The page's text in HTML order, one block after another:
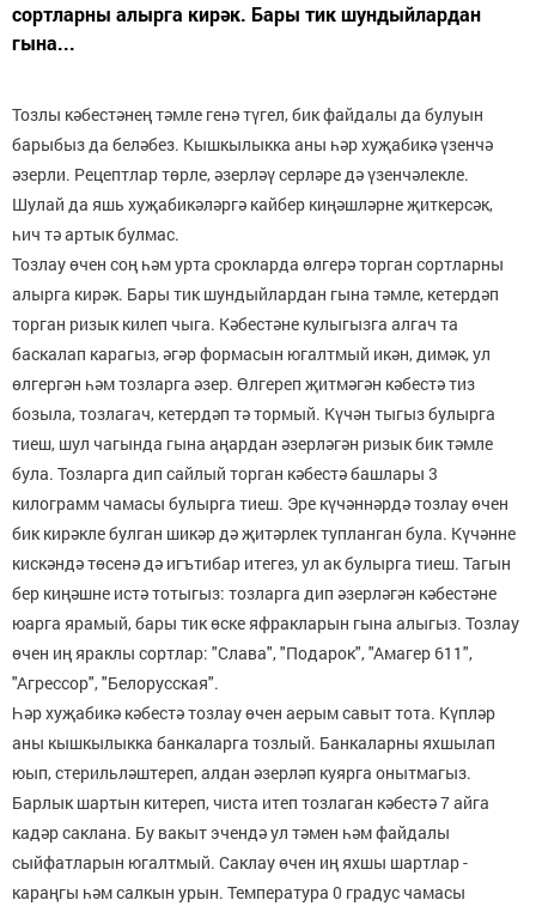
сортларны алырга кирәк. Бары тик шундыйлардан
гына...
Тозлы кәбестәнең тәмле генә түгел, бик файдалы да булуын
барыбыз да беләбез. Кышкылыкка аны һәр хуҗабикә үзенчә
әзерли. Рецептлар төрле, әзерләү серләре дә үзенчәлекле.
Шулай да яшь хуҗабикәләргә кайбер киңәшләрне җиткерсәк,
һич тә артык булмас.
Тозлау өчен соң һәм урта срокларда өлгерә торган сортларны
алырга кирәк. Бары тик шундыйлардан гына тәмле, кетердәп
торган ризык килеп чыга. Кәбестәне кулыгызга алгач та
баскалап карагыз, әгәр формасын югалтмый икән, димәк, ул
өлгергән һәм тозларга әзер. Өлгереп җитмәгән кәбестә тиз
бозыла, тозлагач, кетердәп тә тормый. Күчән тыгыз булырга
тиеш, шул чагында гына аңардан әзерләгән ризык бик тәмле
була. Тозларга дип сайлый торган кәбестә башлары 3
килограмм чамасы булырга тиеш. Эре күчәннәрдә тозлау өчен
бик кирәкле булган шикәр дә җитәрлек тупланган була. Күчәнне
кискәндә төсенә дә игътибар итегез, ул ак булырга тиеш. Тагын
бер киңәшне истә тотыгыз: тозларга дип әзерләгән кәбестәне
юарга ярамый, бары тик өске яфракларын гына алыгыз. Тозлау
өчен иң яраклы сортлар: "Слава", "Подарок", "Амагер 611",
"Агрессор", "Белорусская".
Һәр хуҗабикә кәбестә тозлау өчен аерым савыт тота. Күпләр
аны кышкылыкка банкаларга тозлый. Банкаларны яхшылап
юып, стерильләштереп, алдан әзерләп куярга онытмагыз.
Барлык шартын китереп, чиста итеп тозлаган кәбестә 7 айга
кадәр саклана. Бу вакыт эчендә ул тәмен һәм файдалы
сыйфатларын югалтмый. Саклау өчен иң яхшы шартлар -
караңгы һәм салкын урын. Температура 0 градус чамасы